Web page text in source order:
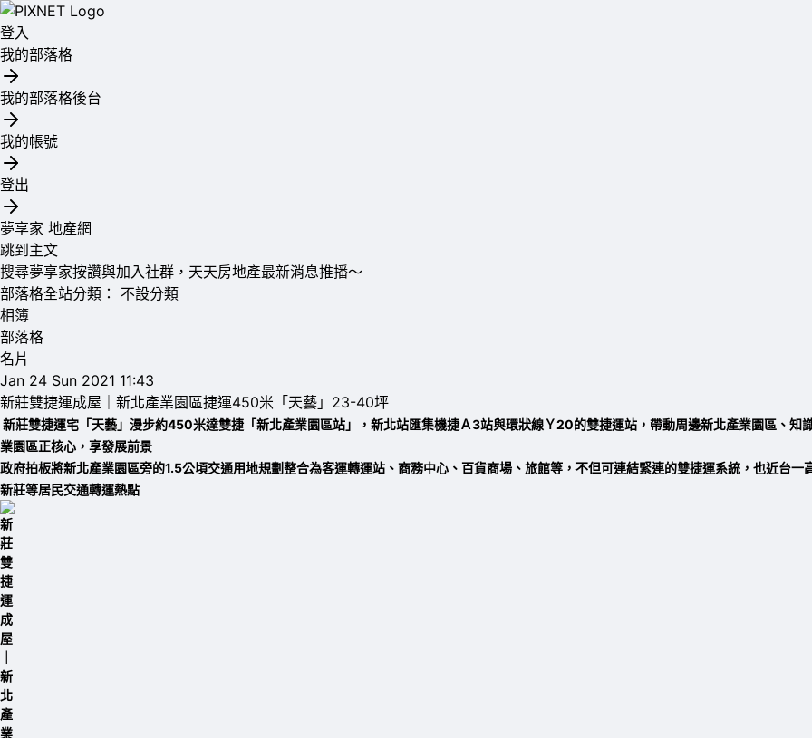
登入
我的部落格
我的部落格後台
我的帳號
登出
夢享家 地產網
跳到主文
搜尋夢享家按讚與加入社群，天天房地產最新消息推播～
部落格全站分類： 不設分類
相簿
部落格
名片
Jan 24 Sun 2021 11:43
新莊雙捷運成屋｜新北產業園區捷運450米「天藝」23-40坪
新莊雙捷運宅「天藝」漫步約450米達雙捷「新北產業園區站」， 新北站匯集機捷Ａ3站與環狀線Ｙ20的雙捷運站，帶動周邊新北產業園區、
業園區正核心，享發展前景
政府拍板將新北產業園區旁的1.5公頃交通用地規劃整合為客運轉運站、商務中心、百貨商場、旅館等，不但可連結緊連的雙捷運系統，也近台
新莊等居民交通轉運熱點